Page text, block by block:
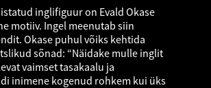
inglifiguur on Evald Okase
motiiv. Ingel meenutab siin
Okase puhul võiks kehtida
sõnad: “Näidake mulle inglit
vaimset tasakaalu ja
inimene kogenud rohkem kui üks